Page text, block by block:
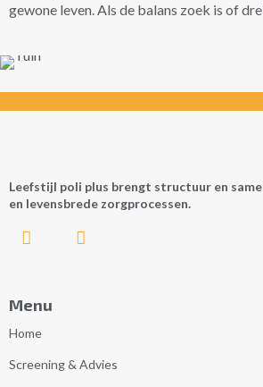
gewone leven. Als de balans zoek is of
Leefstijl poli plus brengt structuur en
en levensbrede zorgprocessen.
Menu
Home
Screening & Advies